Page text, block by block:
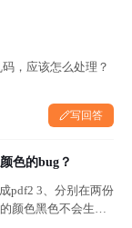
，应该怎么处理？
写回答
色的bug？
pdf2 3、分别在两份
颜色黑色不会生